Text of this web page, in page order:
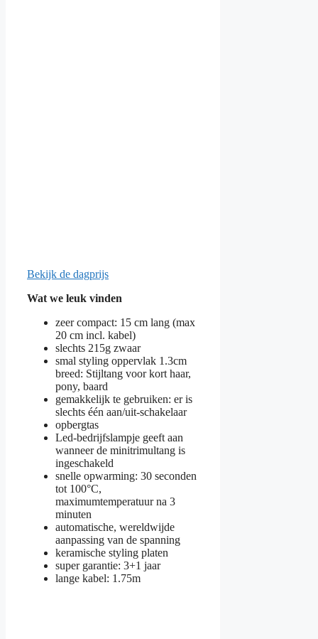
Bekijk de dagprijs
Wat we leuk vinden
zeer compact: 15 cm lang (max
20 cm incl. kabel)
slechts 215g zwaar
smal styling oppervlak 1.3cm
breed: Stijltang voor kort haar,
pony, baard
gemakkelijk te gebruiken: er is
slechts één aan/uit-schakelaar
opbergtas
Led-bedrijfslampje geeft aan
wanneer de minitrimultang is
ingeschakeld
snelle opwarming: 30 seconden
tot 100°C,
maximumtemperatuur na 3
minuten
automatische, wereldwijde
aanpassing van de spanning
keramische styling platen
super garantie: 3+1 jaar
lange kabel: 1.75m